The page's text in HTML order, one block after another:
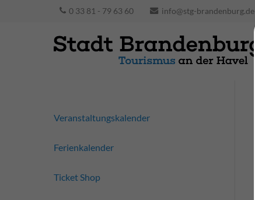
0 33 81 - 79 63 60 info@stg-brandenburg.de
Veranstaltungskalender
Ferienkalender
Ticket Shop